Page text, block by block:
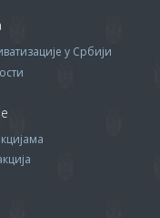
у Србији